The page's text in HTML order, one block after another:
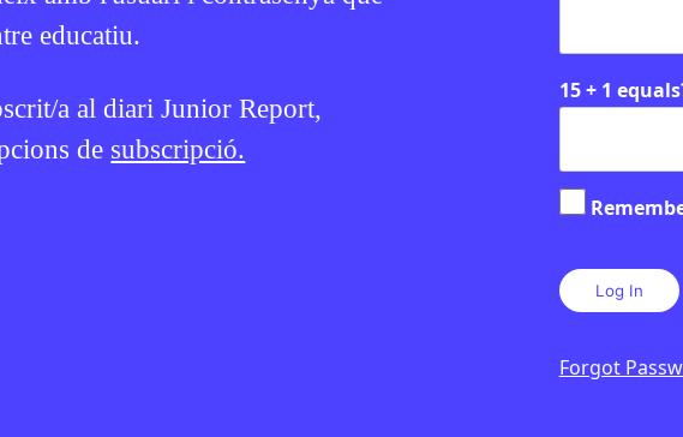
educatiu.
a al diari Junior Report,
de subscripció.
15 + 1
Forgot